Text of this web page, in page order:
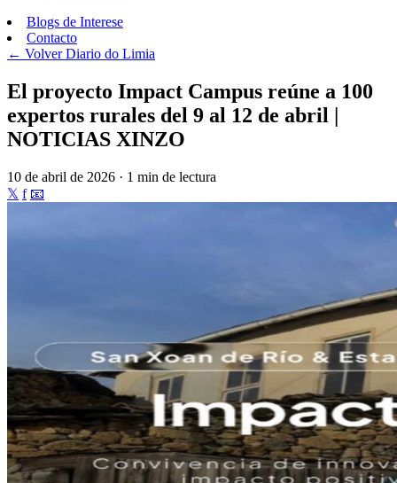
Blogs de Interese
Contacto
← VolverDiario do Limia
El proyecto Impact Campus reúne a 100
expertos rurales del 9 al 12 de abril |
NOTICIAS XINZO
10 de abril de 2026 · 1 min de lectura
𝕏 f 📧